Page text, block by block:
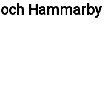
Hammarby